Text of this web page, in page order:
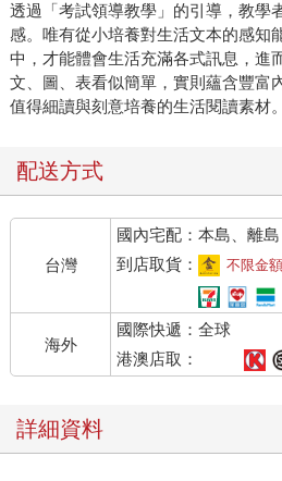
透過「考試領導教學」的引導，教學
感。唯有從小培養對生活文本的感知
中，才能體會生活充滿各式訊息，進
文、圖、表看似簡單，實則蘊含豐富
值得細讀與刻意培養的生活閱讀素材。
配送方式
台灣
國內宅配：本島、離島
到店取貨：
不限金
海外
國際快遞：全球
港澳店取：
詳細資料